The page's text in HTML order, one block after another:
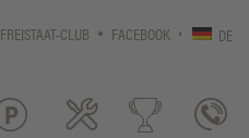
FREISTAAT-CLUB FACEBOOK DE